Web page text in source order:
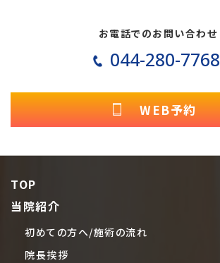
お電話でのお問い合わせ
044-280-7768
WEB予約
TOP
当院紹介
初めての方へ/施術の流れ
院長挨拶